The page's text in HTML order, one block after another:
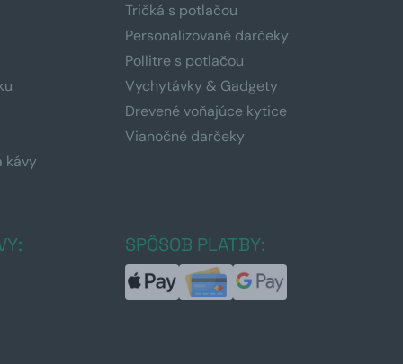
kávy
Tričká s potlačou
Personalizované darčeky
Pollitre s potlačou
Vychytávky & Gadgety
Drevené voňajúce kytice
Vianočné darčeky
SPÔSOB PLATBY: